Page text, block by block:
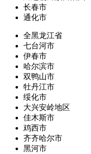
长春市
通化市
全黑龙江省
七台河市
伊春市
哈尔滨市
双鸭山市
牡丹江市
绥化市
大兴安岭地区
佳木斯市
鸡西市
齐齐哈尔市
黑河市